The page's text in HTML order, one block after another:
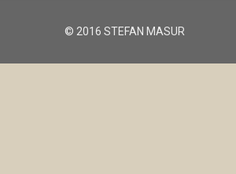
© 2016 STEFAN MASUR